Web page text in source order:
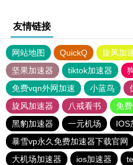
友情链接
网站地图 QuickQ 旋风加
坚果加速器
tiktok加速器
免费vqn外网加速
小蓝鸟
旋风加速器
八戒看书
免
黑豹加速器
一元机场 IOS
暴雪vp永久免费加速器下载官网
大机场加速器
ios加速器